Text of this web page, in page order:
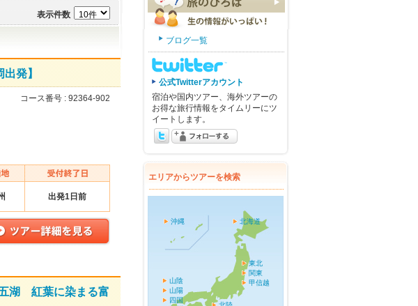
表示件数
出発】
コース番号 : 92364-902
出発1日前
湖 紅葉に染まる富
ブログ一覧
公式Twitterアカウント
宿泊や国内ツアー、海外ツアーの
お得な旅行情報をタイムリーにツ
イートします。
エリアからツアーを検索
北海道
東北
関東
甲信越
山陰
山陽
四国
沖縄